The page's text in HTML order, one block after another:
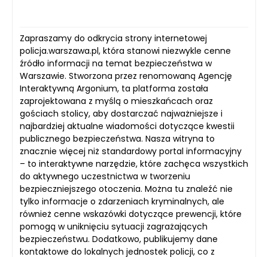
Zapraszamy do odkrycia strony internetowej
policja.warszawa.pl, która stanowi niezwykle cenne
źródło informacji na temat bezpieczeństwa w
Warszawie. Stworzona przez renomowaną Agencję
Interaktywną Argonium, ta platforma została
zaprojektowana z myślą o mieszkańcach oraz
gościach stolicy, aby dostarczać najważniejsze i
najbardziej aktualne wiadomości dotyczące kwestii
publicznego bezpieczeństwa. Nasza witryna to
znacznie więcej niż standardowy portal informacyjny
– to interaktywne narzędzie, które zachęca wszystkich
do aktywnego uczestnictwa w tworzeniu
bezpieczniejszego otoczenia. Można tu znaleźć nie
tylko informacje o zdarzeniach kryminalnych, ale
również cenne wskazówki dotyczące prewencji, które
pomogą w uniknięciu sytuacji zagrażających
bezpieczeństwu. Dodatkowo, publikujemy dane
kontaktowe do lokalnych jednostek policji, co z